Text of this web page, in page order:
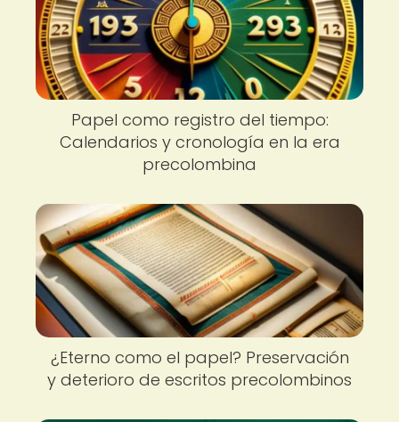
Papel como registro del tiempo:
Calendarios y cronología en la era
precolombina
¿Eterno como el papel? Preservación
y deterioro de escritos precolombinos